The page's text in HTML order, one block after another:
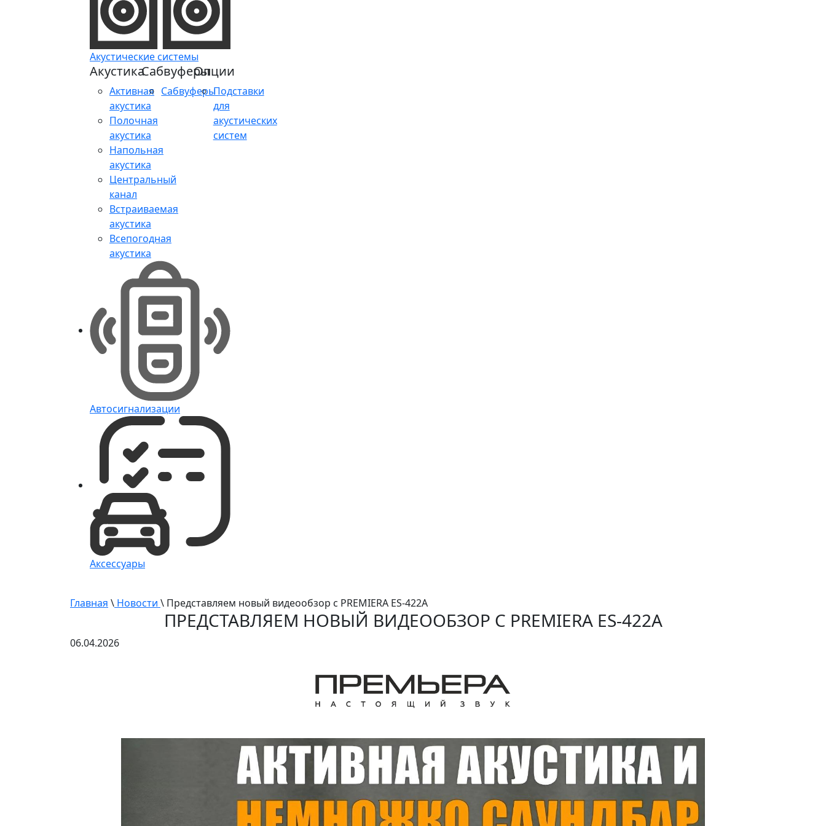
Акустические системы
Акустика
Активная
акустика
Полочная
акустика
Напольная
акустика
Центральный
канал
Встраиваемая
акустика
Всепогодная
акустика
Сабвуферы
Сабвуферы
Опции
Подставки
для
акустических
систем
Автосигнализации
Аксессуары
Главная \ Новости \ Представляем новый видеообзор с PREMIERA ES-422A
ПРЕДСТАВЛЯЕМ НОВЫЙ ВИДЕООБЗОР С PREMIERA ES-422A
06.04.2026